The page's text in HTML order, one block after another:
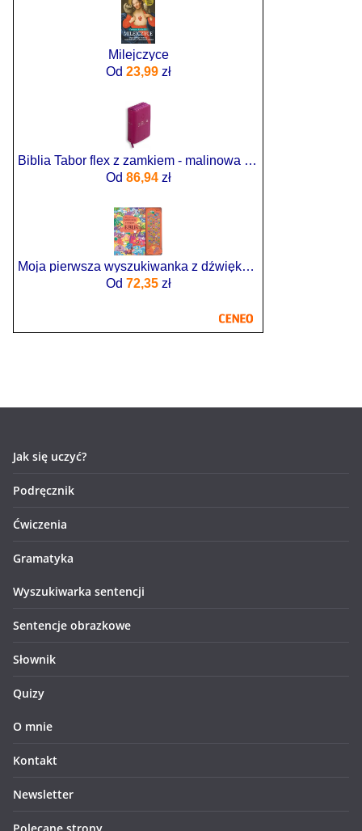
Milejczyce
Od 23,99zł
Biblia Tabor flex z zamkiem - malinowa Zbiorowa Praca
Od 86,94zł
Moja pierwsza wyszukiwanka z dźwiękami. Biblia
Od 72,35zł
Jak się uczyć?
Podręcznik
Ćwiczenia
Gramatyka
Wyszukiwarka sentencji
Sentencje obrazkowe
Słownik
Quizy
O mnie
Kontakt
Newsletter
Polecane strony